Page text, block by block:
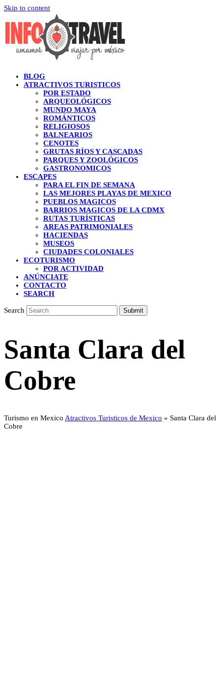
Skip to content
BLOG
ATRACTIVOS TURISTICOS
POR ESTADO
ARQUEOLÓGICOS
MUNDO MAYA
ROMÁNTICOS
RELIGIOSOS
BALNEARIOS
CENOTES
GRUTAS RÍOS Y CASCADAS
PARQUES Y ZOOLÓGICOS
GASTRONOMICOS
ESCAPES
PARA EL FIN DE SEMANA
LAS MEJORES PLAYAS DE MEXICO
PUEBLOS MAGICOS
BARRIOS MAGICOS DE LA CDMX
RUTAS TURÍSTICAS
AREAS PATRIMONIALES
HACIENDAS
MUSEOS
CIUDADES COLONIALES
ECOTURISMO
POR ACTIVIDAD
ANÚNCIATE
CONTACTO
SEARCH
Search Submit
Santa Clara del
Cobre
Turismo en Mexico Atractivos Turisticos de Mexico » Santa Clara del
Cobre